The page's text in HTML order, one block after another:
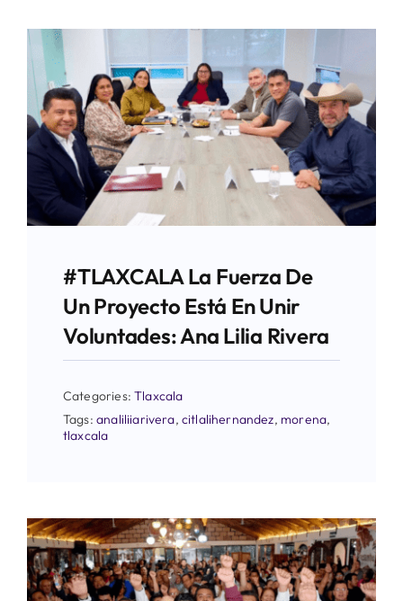
#TLAXCALA La Fuerza De
Un Proyecto Está En Unir
Voluntades: Ana Lilia Rivera
Categories:Tlaxcala
Tags:analiliiarivera, citlalihernandez, morena,
tlaxcala